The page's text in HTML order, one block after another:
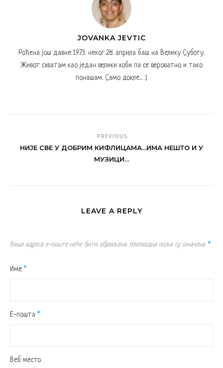
JOVANKA JEVTIC
Рођена још давне 1973. неког 28. априла баш на Велику Суботу.
Живот схватам као један велики хоби па се вероватно и тако
понашам. Само докле... :)
PREVIOUS
НИЈЕ СВЕ У ДОБРИМ КИФЛИЦАМА...ИМА НЕШТО И У
МУЗИЦИ…
LEAVE A REPLY
Ваша адреса е-поште неће бити објављена. Неопходна поља су означена *
Име *
Е-пошта *
Веб место